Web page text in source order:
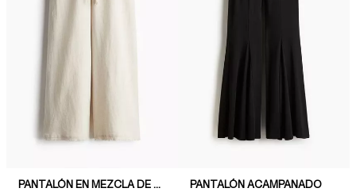
PANTALÓN EN MEZCLA DE LINO CON CORDÓN DE AJUSTE PANTALÓN ACAMPANADO